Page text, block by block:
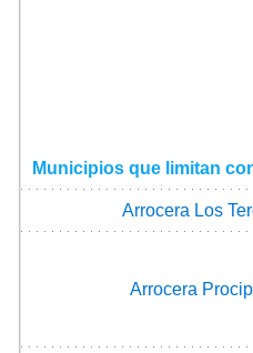
Municipios que limitan
Arrocera Los
Arrocera